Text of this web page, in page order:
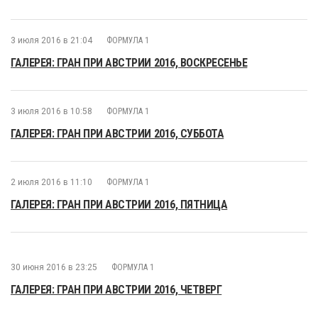
3 июля 2016 в 21:04 ФОРМУЛА 1
ГАЛЕРЕЯ: ГРАН ПРИ АВСТРИИ 2016, ВОСКРЕСЕНЬЕ
3 июля 2016 в 10:58 ФОРМУЛА 1
ГАЛЕРЕЯ: ГРАН ПРИ АВСТРИИ 2016, СУББОТА
2 июля 2016 в 11:10 ФОРМУЛА 1
ГАЛЕРЕЯ: ГРАН ПРИ АВСТРИИ 2016, ПЯТНИЦА
30 июня 2016 в 23:25 ФОРМУЛА 1
ГАЛЕРЕЯ: ГРАН ПРИ АВСТРИИ 2016, ЧЕТВЕРГ